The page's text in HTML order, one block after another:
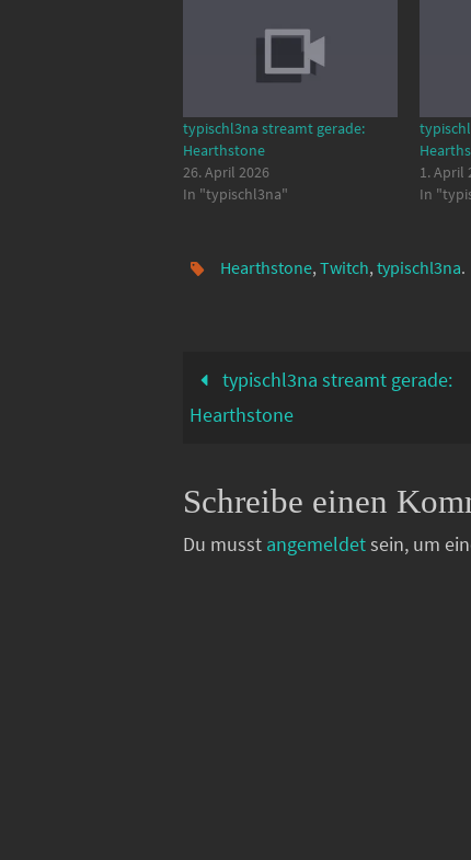
typischl3na streamt gerade:
Hearthstone
26. April 2026
In "typischl3na"
1. April
In
Hearthstone, Twitch, typischl3na.
typischl3na streamt gerade:
Hearthstone
Schreibe einen
Du musst angemeldetsein, um